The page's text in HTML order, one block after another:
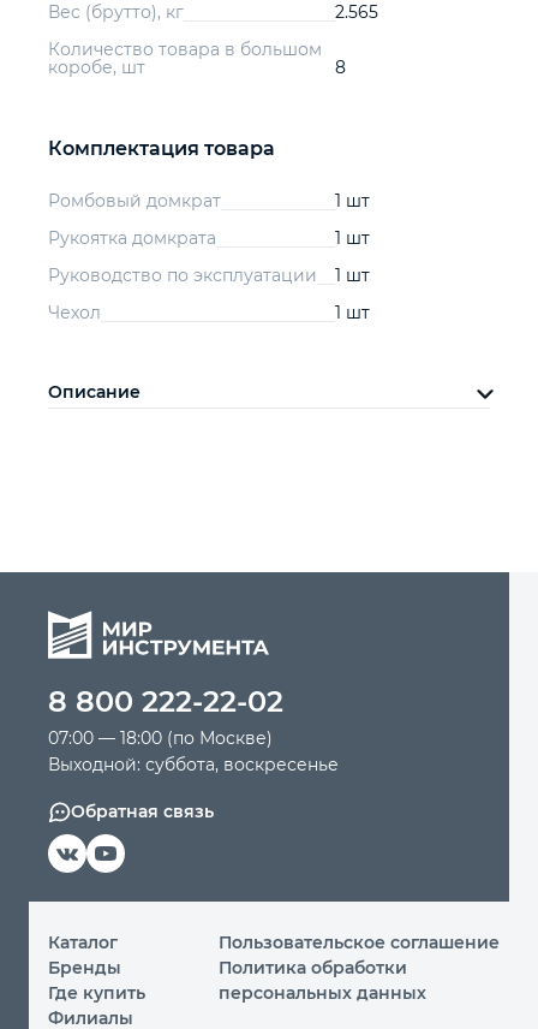
Вес (брутто), кг
2.565
Количество товара в большом
коробе, шт
8
Комплектация товара
Ромбовый домкрат
1 шт
Рукоятка домкрата
1 шт
Руководство по эксплуатации
1 шт
Чехол
1 шт
Описание
8 800 222-22-02
07:00 — 18:00 (по Москве)
Выходной: суббота, воскресенье
Обратная связь
Каталог
Бренды
Где купить
Филиалы
Пользовательское соглашение
Политика обработки
персональных данных